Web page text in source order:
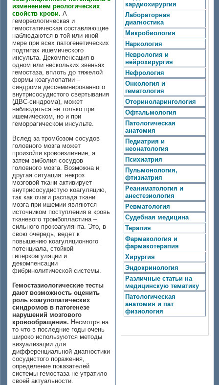
изменением реологических
свойств крови. А
гемореологическая и
гемостатическая составляющие
наблюдаются в той или иной
мере при всех патогенетических
подтипах ишемического
инсульта. Декомпенсация в
одном или нескольких звеньях
гемостаза, вплоть до тяжелой
формы коагулопатии –
синдрома диссеминированного
внутрисосудистого свертывания
(ДВС-синдрома), может
наблюдаться не только при
ишемическом, но и при
геморрагическом инсульте.
Вслед за тромбозом сосудов
головного мозга может
произойти кровоизлияние, а
затем эмболия сосудов
головного мозга. Возможна и
другая ситуация: некроз
мозговой ткани активирует
внутрисосудистую коагуляцию,
так как очаги распада ткани
мозга при ишемии являются
источником поступления в кровь
тканевого тромбопластина –
сильного прокоагулянта. Это, в
свою очередь, ведет к
повышению коагуляционного
потенциала, стойкой
гиперкоагуляции и
декомпенсации
фибринолитической системы.
Гемостазиологические тесты
дают возможность оценить
роль коагулопатических
синдромов в патогенезе
нарушений мозгового
кровообращения. Несмотря на
то что в последние годы очень
широко используются методы
визуализации для
дифференциальной диагностики
сосудистого поражения,
определение показателей
системы гемостаза не утратило
своей актуальности.
кардиохирургия
Лабораторная
диагностика
Микробиология
Наркология
Неврология и
нейрохирургия
Нефрология
Онкология и
гематология
Оториноларингология
Офтальмология
Патологическая
анатомия
Педиатрия и
неонатология
Психиатрия
Пульмонология,
фтизиатрия
Реаниматология и
анестезиология
Ревматология
Судебная медицина
Терапия
Фармакология и
фармакотерапия
Хирургия
Эндокринология
Различные статьи на
медицинскую тематику
Патологическая
анатомия и пат
физиология